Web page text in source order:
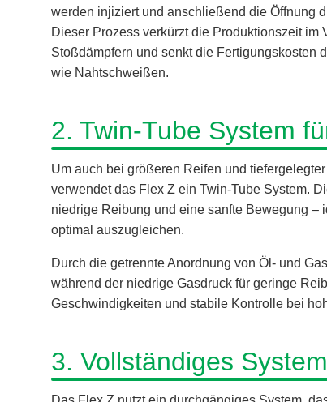
werden injiziert und anschließend die Öffnung
Dieser Prozess verkürzt die Produktionszeit
Stoßdämpfern und senkt die Fertigungskosten
wie Nahtschweißen.
2. Twin-Tube System
Um auch bei größeren Reifen und
verwendet das Flex Z ein Twin-Tube System.
niedrige Reibung und eine sanfte Bewegung
optimal auszugleichen.
Durch die getrennte Anordnung von Öl- und
während der niedrige Gasdruck für geringe
Geschwindigkeiten und stabile Kontrolle bei
3. Vollständiges